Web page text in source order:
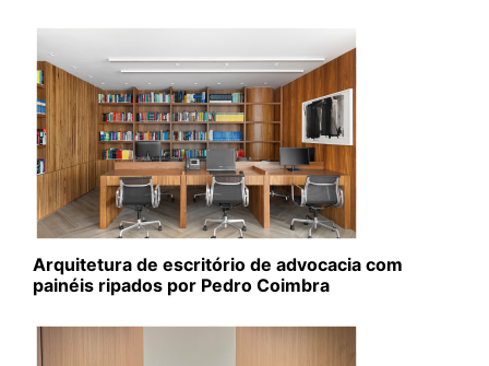
Arquitetura de escritório de advocacia com
painéis ripados por Pedro Coimbra